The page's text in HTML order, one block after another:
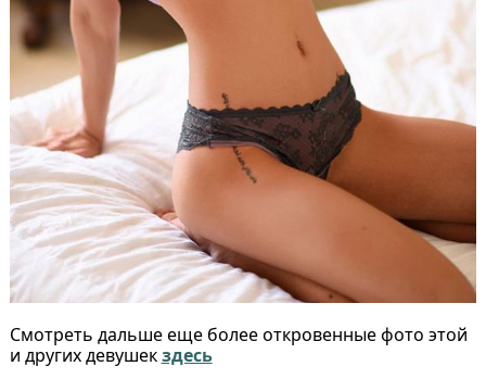
Смотреть дальше еще более откровенные фото этой
и других девушекздесь